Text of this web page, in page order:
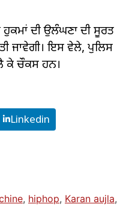
ਹੁਕਮਾਂ ਦੀ ਉਲੰਘਣਾ ਦੀ ਸੂਰਤ
ਜਾਵੇਗੀ। ਇਸ ਵੇਲੇ, ਪੁਲਿਸ
ਕੇ ਚੌਕਸ ਹਨ।
Linkedin
, hiphop, Karan aujla,